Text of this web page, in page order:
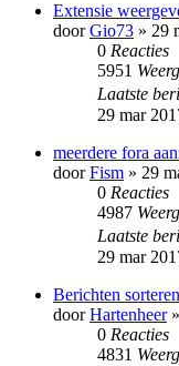
Extensie
doorGio73 » 29
0 Reacties
5951
Laatste
29 mar
meerdere fora
doorFism » 29
0 Reacties
4987
Laatste
29 mar
Berichten sorteren
doorHartenheer»
0 Reacties
4831